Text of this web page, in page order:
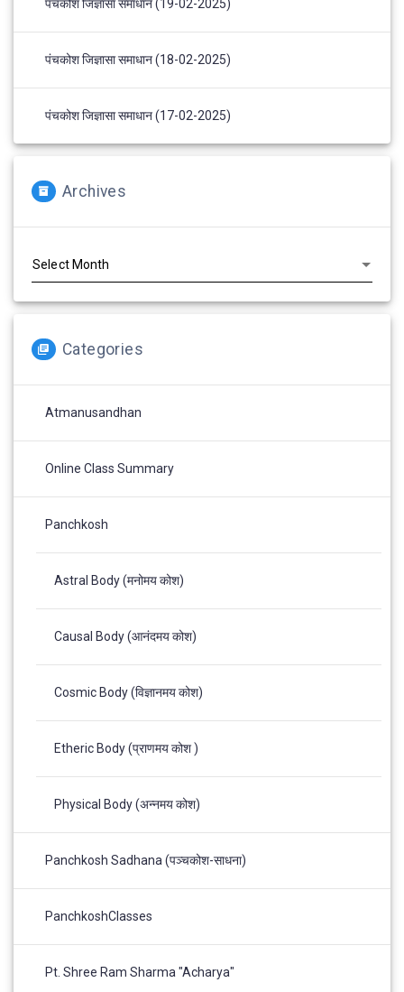
पंचकोश जिज्ञासा समाधान (19-02-2025)
पंचकोश जिज्ञासा समाधान (18-02-2025)
पंचकोश जिज्ञासा समाधान (17-02-2025)
Archives
Categories
Atmanusandhan
Online Class Summary
Panchkosh
Astral Body (मनोमय कोश)
Causal Body (आनंदमय कोश)
Cosmic Body (विज्ञानमय कोश)
Etheric Body (प्राणमय कोश )
Physical Body (अन्नमय कोश)
Panchkosh Sadhana (पञ्चकोश-साधना)
PanchkoshClasses
Pt. Shree Ram Sharma "Acharya"